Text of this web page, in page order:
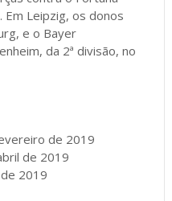
Em Leipzig, os donos
e o Bayer
da 2ª divisão, no
de 2019
de 2019
2019